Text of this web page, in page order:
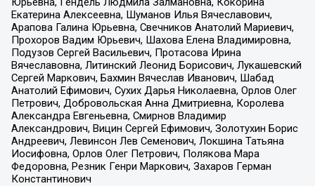
Екатерина Алексеевна, Шуманов Илья Вячеславович,
Арапова Галина Юрьевна, Свечников Анатолий Мариевич,
Прохоров Вадим Юрьевич, Шахова Елена Владимировна,
Подузов Сергей Васильевич, Протасова Ирина
Вячеславовна, Литинский Леонид Борисович, Лукашевский
Сергей Маркович, Бахмин Вячеслав Иванович, Шабад
Анатолий Ефимович, Сухих Дарья Николаевна, Орлов Олег
Петрович, Добровольская Анна Дмитриевна, Королева
Александра Евгеньевна, Смирнов Владимир
Александрович, Вицин Сергей Ефимович, Золотухин Борис
Андреевич, Левинсон Лев Семенович, Локшина Татьяна
Иосифовна, Орлов Олег Петрович, Полякова Мара
Федоровна, Резник Генри Маркович, Захаров Герман
Константинович